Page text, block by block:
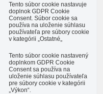
Tento súbor cookie nastavuje
doplnok GDPR Cookie
Consent. Súbor cookie sa
používa na uloženie súhlasu
používateľa pre súbory cookie
v kategórii „Ostatné„
Tento súbor cookie nastavený
doplnkom GDPR Cookie
Consent sa používa na
uloženie súhlasu používateľa
pre súbory cookie v kategórii
„Výkon“.